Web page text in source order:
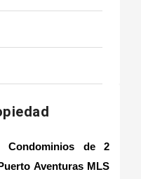
Condominios de 2
Aventuras MLS